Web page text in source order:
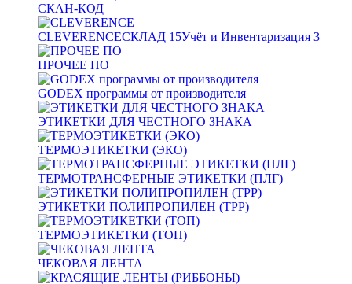
СКАН-КОД
CLEVERENCEСКЛАД 15Учёт и Инвентаризация 3
ПРОЧЕЕ ПО
GODEX программы от производителя
ЭТИКЕТКИ ДЛЯ ЧЕСТНОГО ЗНАКА
ТЕРМОЭТИКЕТКИ (ЭКО)
ТЕРМОТРАНСФЕРНЫЕ ЭТИКЕТКИ (ПЛГ)
ЭТИКЕТКИ ПОЛИПРОПИЛЕН (TPP)
ТЕРМОЭТИКЕТКИ (ТОП)
ЧЕКОВАЯ ЛЕНТА